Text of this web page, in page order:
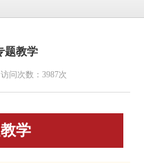
题教学
问次数：3987次
学